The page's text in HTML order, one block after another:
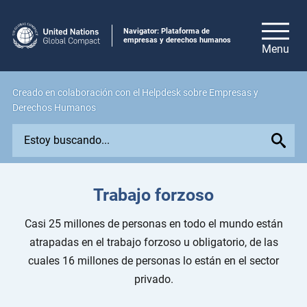
Navigator: Plataforma de
empresas y derechos humanos
Creado en colaboración con el Helpdesk sobre Empresas y
Derechos Humanos
p
Trabajo forzoso
Casi 25 millones de personas en todo el mundo están
atrapadas en el trabajo forzoso u obligatorio, de las
cuales 16 millones de personas lo están en el sector
privado.